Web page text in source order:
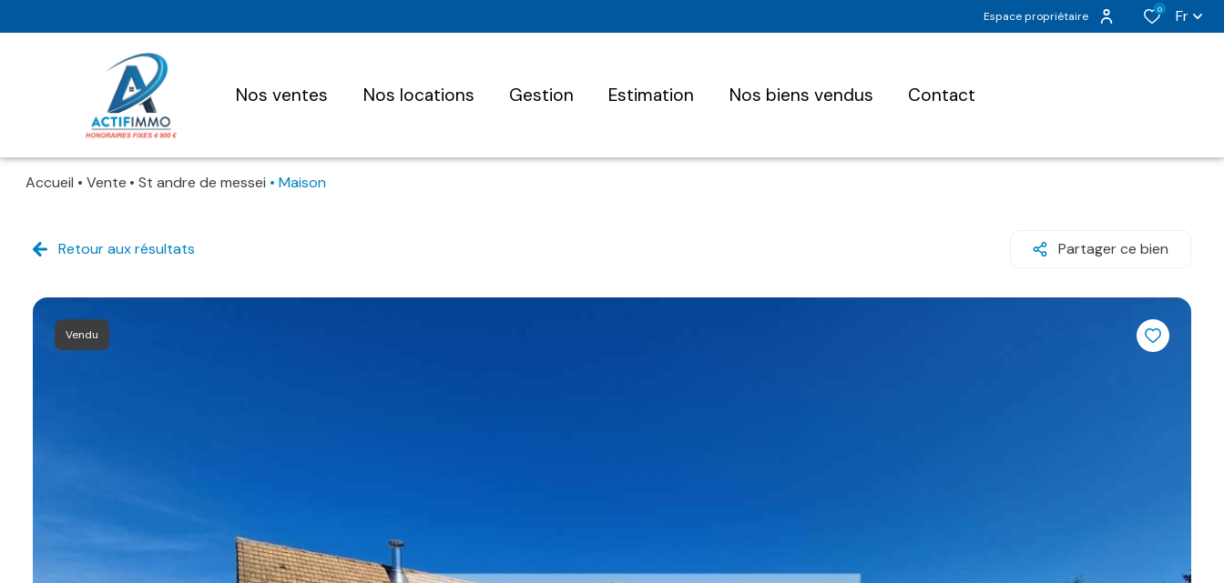
Espace propriétaire
0 Fr
nos ventes nos locations gestion estimation nos biens vendus contact
Accueil Vente St andre de messei Maison
Retour aux résultats Partager ce bien
Vendu